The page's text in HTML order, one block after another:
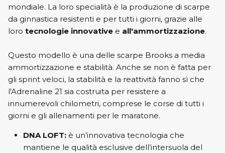
mondiale. La loro specialità è la produzione di scarpe
da ginnastica resistenti e per tutti i giorni, grazie alle
loro tecnologie innovative e all'ammortizzazione.
Questo modello è una delle scarpe Brooks a media
ammortizzazione e stabilità. Anche se non è fatta per
gli sprint veloci, la stabilità e la reattività fanno sì che
l'Adrenaline 21 sia costruita per resistere a
innumerevoli chilometri, comprese le corse di tutti i
giorni e gli allenamenti per le maratone.
DNA LOFT: è un’innovativa tecnologia che
mantiene le qualità esclusive dell’intersuola del